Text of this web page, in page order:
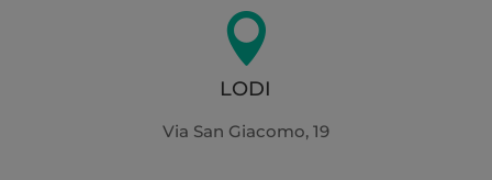

LODI
Via San Giacomo, 19